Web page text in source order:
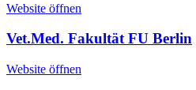
Website öffnen
Vet.Med. Fakultät FU Berlin
Website öffnen